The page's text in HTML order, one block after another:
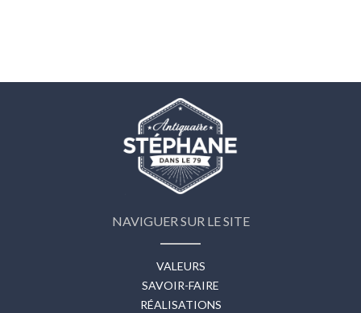
NAVIGUER SUR LE SITE
VALEURS
SAVOIR-FAIRE
RÉALISATIONS